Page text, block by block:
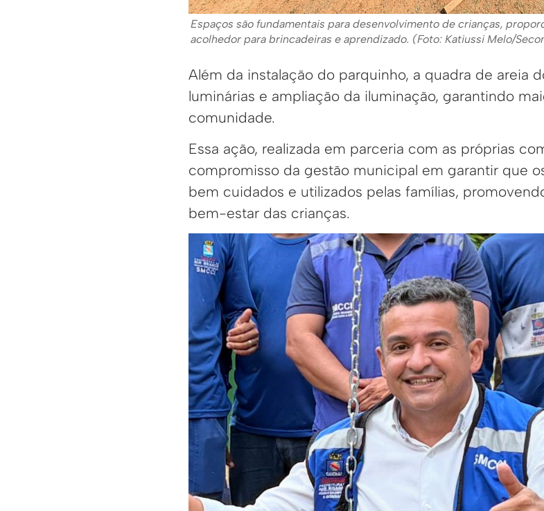
Espaços são fundamentais para desenvolvimento de crianças,
acolhedor para brincadeiras e aprendizado. (Foto: Katiussi Melo/
Além da instalação do parquinho, a quadra de areia
luminárias e ampliação da iluminação, garantindo
comunidade.
Essa ação, realizada em parceria com as próprias
compromisso da gestão municipal em garantir que
bem cuidados e utilizados pelas famílias,
bem-estar das crianças.